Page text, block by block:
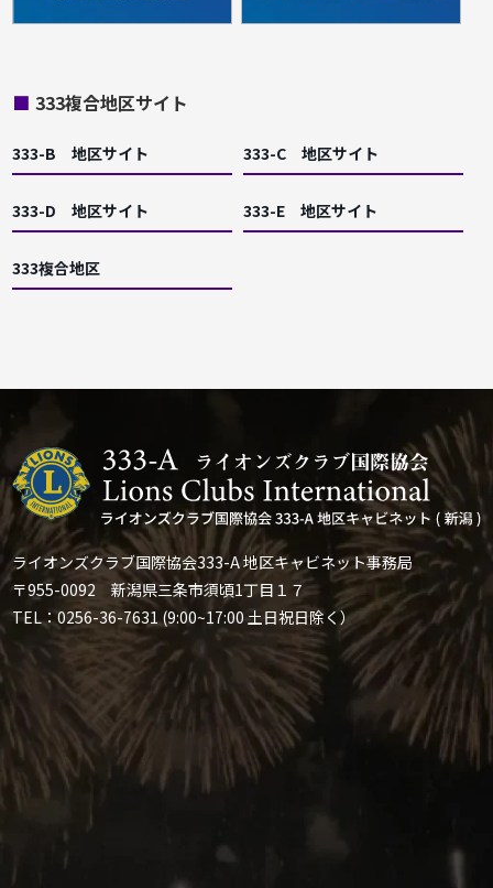
■ 333複合地区サイト
333-B 地区サイト 333-C 地区サイト
333-D 地区サイト 333-E 地区サイト
333複合地区
ライオンズクラブ国際協会333-A 地区キャビネット事務局
〒955-0092 新潟県三条市須頃1丁目１７
TEL：0256-36-7631 (9:00~17:00 土日祝日除く）